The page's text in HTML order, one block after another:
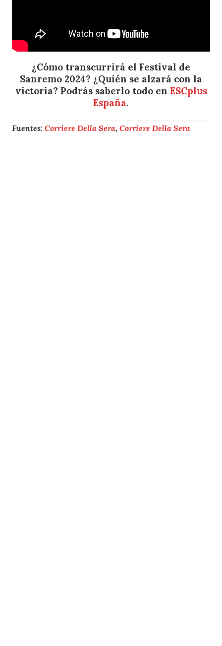
¿Cómo transcurrirá el Festival de
Sanremo 2024? ¿Quién se alzará con la
victoria? Podrás saberlo todo en ESCplus
España.
Fuentes: Corriere Della Sera, Corriere Della Sera